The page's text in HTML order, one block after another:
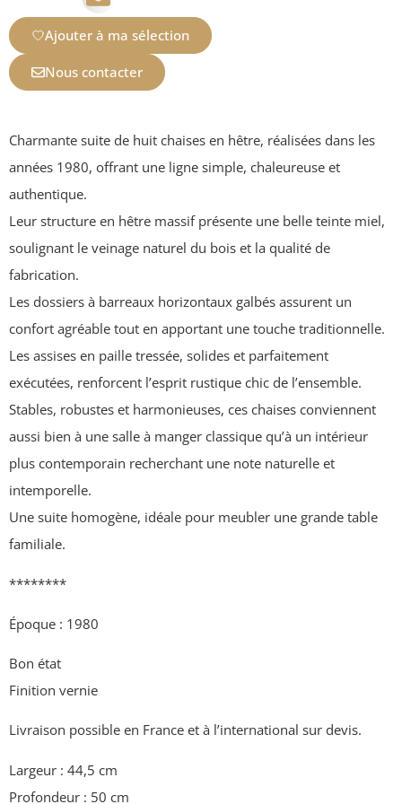
Ajouter à ma sélection
Nous contacter
Charmante suite de huit chaises en hêtre, réalisées dans les
années 1980, offrant une ligne simple, chaleureuse et
authentique.
Leur structure en hêtre massif présente une belle teinte miel,
soulignant le veinage naturel du bois et la qualité de
fabrication.
Les dossiers à barreaux horizontaux galbés assurent un
confort agréable tout en apportant une touche traditionnelle.
Les assises en paille tressée, solides et parfaitement
exécutées, renforcent l’esprit rustique chic de l’ensemble.
Stables, robustes et harmonieuses, ces chaises conviennent
aussi bien à une salle à manger classique qu’à un intérieur
plus contemporain recherchant une note naturelle et
intemporelle.
Une suite homogène, idéale pour meubler une grande table
familiale.
********
Époque : 1980
Bon état
Finition vernie
Livraison possible en France et à l’international sur devis.
Largeur : 44,5 cm
Profondeur : 50 cm